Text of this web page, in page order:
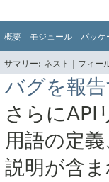
概要 モジュール パッケ
サマリー: ネスト | フィー
バグを報
さらにAPI
用語の定
説明が含